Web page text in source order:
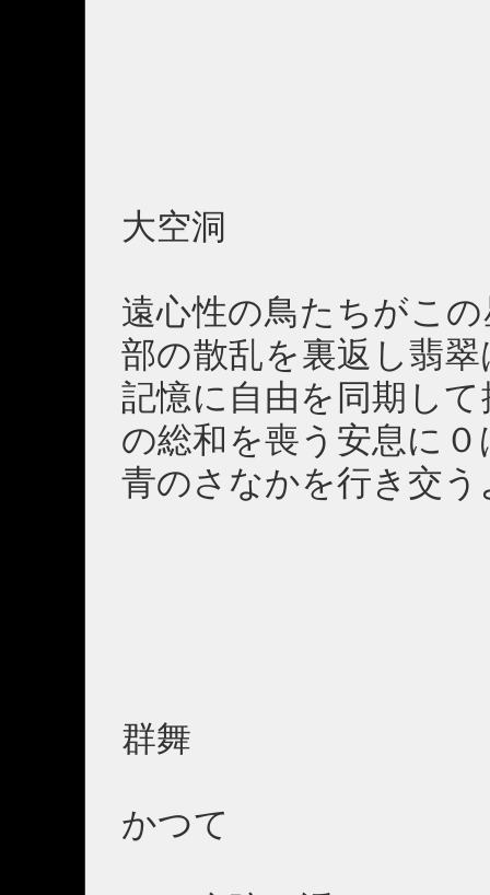
大空洞
遠心性の鳥たちがこ
部の散乱を裏返し翡
記憶に自由を同期し
の総和を喪う安息に
青のさなかを行き交う
群舞
かつて